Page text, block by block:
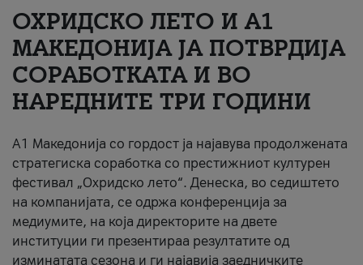
#ПодобарОнлајн
ОХРИДСКО ЛЕТО И A1
МАКЕДОНИЈА ЈА ПОТВРДИЈА
СОРАБОТКАТА И ВО
НАРЕДНИТЕ ТРИ ГОДИНИ
A1 Македонија со гордост ја најавува продолжената
стратегиска соработка со престижниот културен
фестивал „Охридско лето“. Денеска, во седиштето
на компанијата, се одржа конференција за
медиумите, на која директорите на двете
институции ги презентираа резултатите од
изминатата сезона и ги најавија заедничките